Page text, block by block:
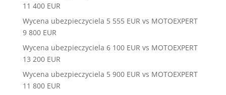
11 400 EUR
Wycena ubezpieczyciela 5 555 EUR vs MOTOEXPERT
9 800 EUR
Wycena ubezpieczyciela 6 100 EUR vs MOTOEXPERT
13 200 EUR
Wycena ubezpieczyciela 5 900 EUR vs MOTOEXPERT
11 800 EUR